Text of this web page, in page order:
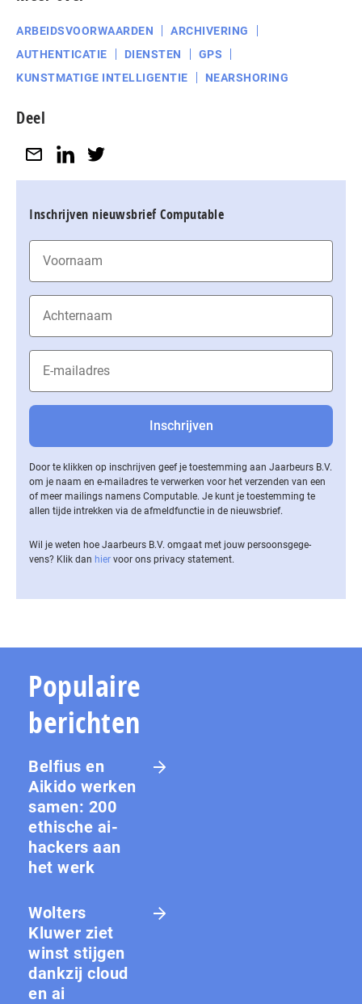
ARBEIDSVOORWAARDEN
ARCHIVERING
AUTHENTICATIE
DIENSTEN
GPS
KUNSTMATIGE INTELLIGENTIE
NEARSHORING
Deel
Inschrijven nieuwsbrief Computable
Door te klikken op inschrijven geef je toestemming aan Jaarbeurs B.V.
om je naam en e-mailadres te verwerken voor het verzenden van een
of meer mailings namens Computable. Je kunt je toestemming te
allen tijde intrekken via de af­meld­func­tie in de nieuwsbrief.
Wil je weten hoe Jaarbeurs B.V. omgaat met jouw per­soons­ge­ge­
vens? Klik dan hier voor ons privacy statement.
Populaire
berichten
Belfius en
Aikido werken
samen: 200
ethische ai-
hackers aan
het werk
Wolters
Kluwer ziet
winst stijgen
dankzij cloud
en ai